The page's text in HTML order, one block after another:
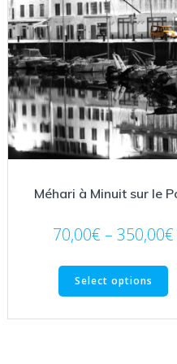
Méhari à Minuit sur le
70,00€ – 350,00€
Select options